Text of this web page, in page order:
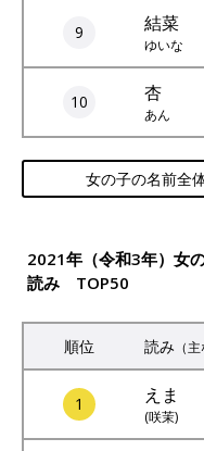
9 結菜
ゆいな
10 杏
あん
女の子の名前全
2021年（令和3年）女
読み TOP50
順位 読み （
1 えま
(咲茉)